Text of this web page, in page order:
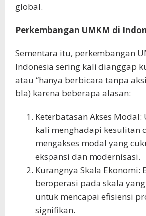
global.
Perkembangan UMKM di
Sementara itu, perkembangan
Indonesia sering kali dianggap
atau “hanya berbicara tanpa
bla) karena beberapa alasan:
Keterbatasan Akses Modal:
kali menghadapi kesulitan
mengakses modal yang
ekspansi dan modernisasi.
Kurangnya Skala Ekonomi:
beroperasi pada skala
untuk mencapai efisiensi
signifikan.